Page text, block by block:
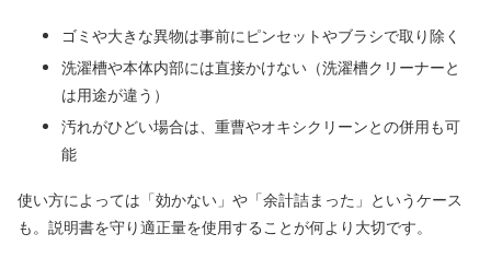
ゴミや大きな異物は事前にピンセットやブラシで取り除く
洗濯槽や本体内部には直接かけない（洗濯槽クリーナーと
は用途が違う）
汚れがひどい場合は、重曹やオキシクリーンとの併用も可
能
使い方によっては「効かない」や「余計詰まった」というケース
も。説明書を守り適正量を使用することが何より大切です。